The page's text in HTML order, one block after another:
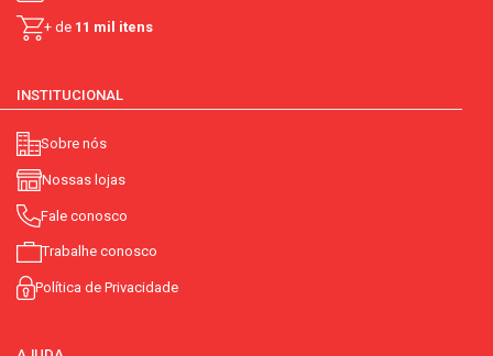
+ de 11 mil itens
INSTITUCIONAL
Sobre nós
Nossas lojas
Fale conosco
Trabalhe conosco
Política de Privacidade